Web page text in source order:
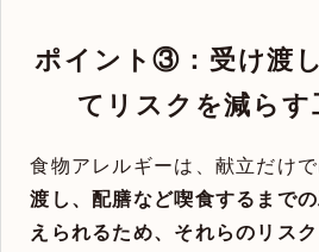
ポイント③：受け渡
てリスクを減らす
食物アレルギーは、献立だけ
渡し、配膳など喫食するまで
えられるため、それらのリス